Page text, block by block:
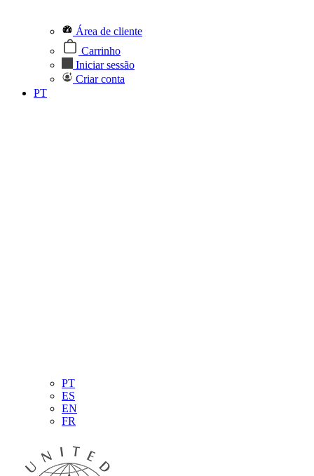
Área de cliente
Carrinho
Iniciar sessão
Criar conta
PT
PT
ES
EN
FR